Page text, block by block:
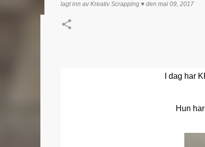
lagt inn avKreativ Scrapping ♥ den mai 09, 2017
I dag har
Hun